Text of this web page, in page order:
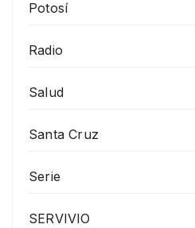
Potosí
Radio
Salud
Santa Cruz
Serie
SERVIVIO